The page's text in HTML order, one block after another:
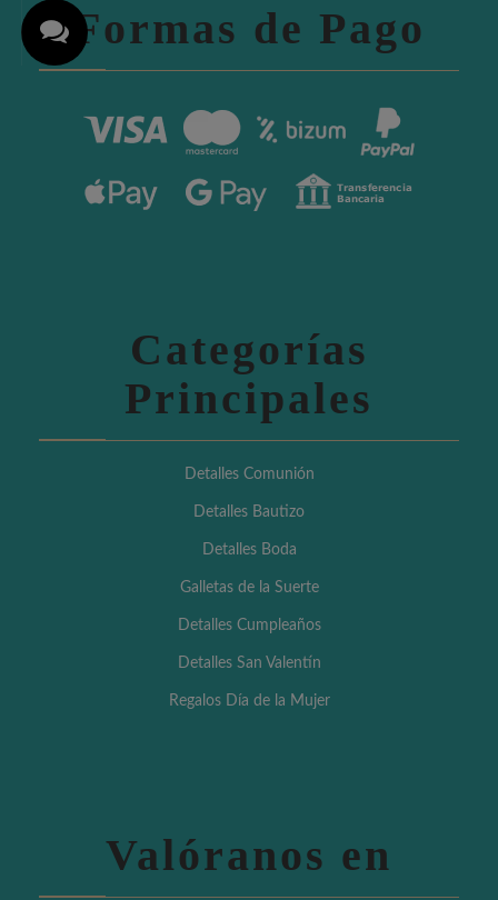
Formas de Pago
Categorías
Principales
Detalles Comunión
Detalles Bautizo
Detalles Boda
Galletas de la Suerte
Detalles Cumpleaños
Detalles San Valentín
Regalos Día de la Mujer
Valóranos en